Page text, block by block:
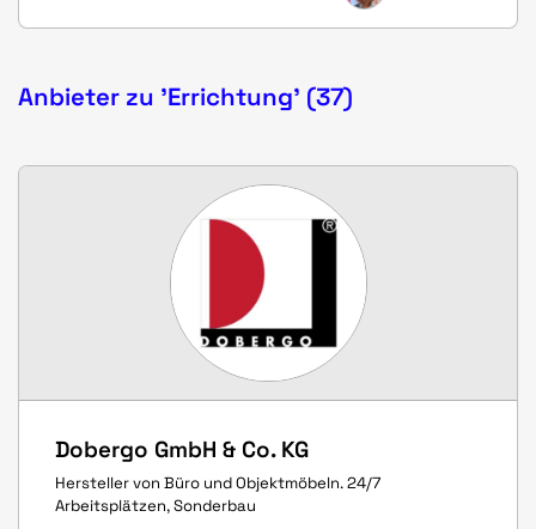
Anbieter zu 'Errichtung' (37)
Dobergo GmbH & Co. KG
Hersteller von Büro und Objektmöbeln. 24/7
Arbeitsplätzen, Sonderbau